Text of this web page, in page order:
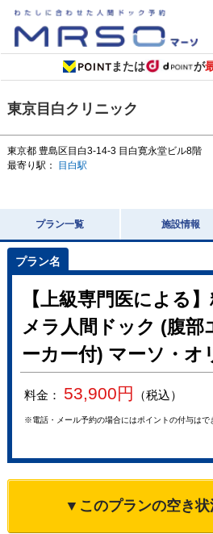
または が
東京目白クリニック
東京都 豊島区目白3-14-3 目白寛永堂ビル8階
最寄り駅：
目白駅
プラン一覧 施設情報
【上級専門医による
メラ人間ドック (腹部
ーカー付) マーソ・オ
料金： 53,900円 （税込）
※電話・メール予約の場合にはポイントの付与はで
▼このプランの空き状